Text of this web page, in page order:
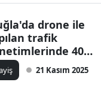
drone ile
trafik
40
ceza kesildi
21 Kasım 2025